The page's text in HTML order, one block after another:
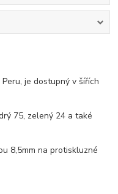
je dostupný v šířích
75, zelený 24 a také
8,5mm na protiskluzné